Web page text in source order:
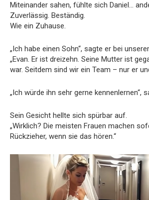
Miteinander sahen, fühlte sich Daniel…
Zuverlässig. Beständig.
Wie ein Zuhause.
„Ich habe einen Sohn“, sagte er bei
„Evan. Er ist dreizehn. Seine Mutter ist
war. Seitdem sind wir ein Team – nur er
„Ich würde ihn sehr gerne kennenlernen“,
Sein Gesicht hellte sich spürbar auf.
„Wirklich? Die meisten Frauen machen
Rückzieher, wenn sie das hören.“